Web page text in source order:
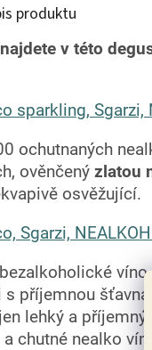
produktu
v této
sparkling, Sgarzi,
ochutnaných
ověnčený zlatou
osvěžující.
Sgarzi,
s příjemnou
lehký a příjemný
chutné nealko víno.